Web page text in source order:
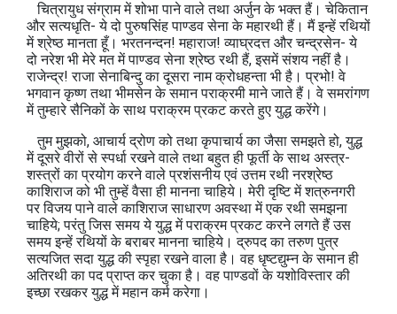
चित्रायुध संग्राम में शोभा पाने वाले तथा अर्जुन के भक्‍त हैं। चेकितान
और सत्‍यधृति- ये दो पुरुषसिंह पाण्‍डव सेना के महारथी हैं। मैं इन्‍हें रथियों
में श्रेष्‍ठ मानता हूँ। भरतनन्‍दन! महाराज! व्याघ्रदत्त और चन्‍द्रसेन- ये
दो नरेश भी मेरे मत में पाण्‍डव सेना श्रेष्‍ठ रथी हैं, इसमें संशय नहीं है।
राजेन्‍द्र! राजा सेनाबिन्दु का दूसरा नाम क्रोधहन्‍ता भी है। प्रभो! वे
भगवान कृष्ण तथा भीमसेन के समान पराक्रमी माने जाते हैं। वे समरांगण
में तुम्‍हारे सैनिकों के साथ पराक्रम प्रकट करते हुए युद्ध करेंगे।
तुम मुझको, आचार्य द्रोण को तथा कृपाचार्य का जैसा समझते हो, युद्ध
में दूसरे वीरों से स्‍पर्धा रखने वाले तथा बहुत ही फूर्ती के साथ अस्‍त्र-
शस्‍त्रों का प्रयोग करने वाले प्रशंसनीय एवं उत्तम रथी नरश्रेष्‍ठ
काशिराज को भी तुम्‍हें वैसा ही मानना चाहिये। मेरी दृष्टि में शत्रुनगरी
पर विजय पाने वाले काशिराज साधारण अवस्‍था में एक रथी समझना
चाहिये; परंतु जिस समय ये युद्ध में पराक्रम प्रकट करने लगते हैं उस
समय इन्‍हें रथियों के बराबर मानना चाहिये। द्रुपद का तरुण पुत्र
सत्‍यजित सदा युद्ध की स्‍पृहा रखने वाला है। वह धृष्‍टद्युम्न के समान ही
अतिरथी का पद प्राप्‍त कर चुका है। वह पाण्‍डवों के यशोविस्‍तार की
इच्‍छा रखकर युद्ध में महान कर्म करेगा।